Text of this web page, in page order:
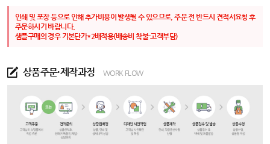
인쇄 및 포장 등으로 인해 추가비용이 발생될 수 있으므로, 주문 전 반드시 견적서요청 후
주문하시기 바랍니다.
샘플구매의 경우 기본단가*2배적용(배송비 착불-고객부담)
상품주문·제작과정 WORK FLOW